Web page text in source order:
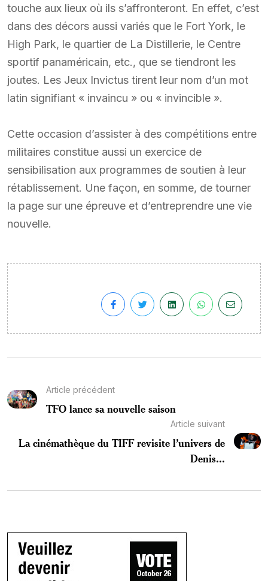
touche aux lieux où ils s’affronteront. En effet, c’est
dans des décors aussi variés que le Fort York, le
High Park, le quartier de La Distillerie, le Centre
sportif panaméricain, etc., que se tiendront les
joutes. Les Jeux Invictus tirent leur nom d’un mot
latin signifiant « invaincu » ou « invincible ».
Cette occasion d’assister à des compétitions entre
militaires constitue aussi un exercice de
sensibilisation aux programmes de soutien à leur
rétablissement. Une façon, en somme, de tourner
la page sur une épreuve et d’entreprendre une vie
nouvelle.
Article précédent
TFO lance sa nouvelle saison
Article suivant
La cinémathèque du TIFF revisite l’univers de
Denis...